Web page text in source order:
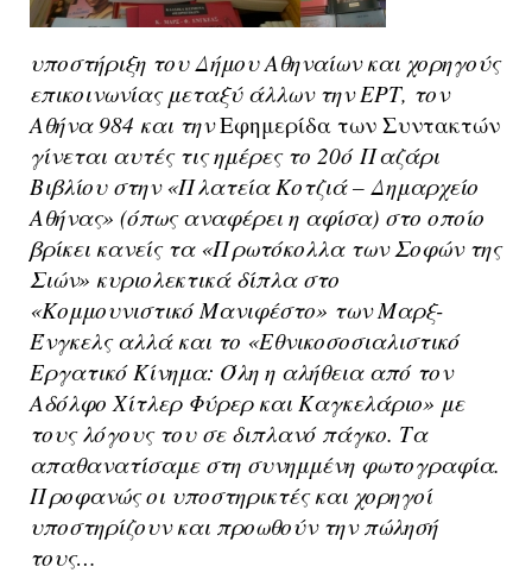
υποστήριξη του Δήμου Αθηναίων και χορηγούς
επικοινωνίας μεταξύ άλλων την ΕΡΤ, τον
Αθήνα 984 και τηνΕφημερίδα των Συντακτών
γίνεται αυτές τις ημέρες το 20ό Παζάρι
Βιβλίου στην «Πλατεία Κοτζιά – Δημαρχείο
Αθήνας» (όπως αναφέρει η αφίσα) στο οποίο
βρίκει κανείς τα «Πρωτόκολλα των Σοφών της
Σιών» κυριολεκτικά δίπλα στο
«Κομμουνιστικό Μανιφέστο» των Μαρξ-
Ένγκελς αλλά και το «Εθνικοσοσιαλιστικό
Εργατικό Κίνημα: Όλη η αλήθεια από τον
Αδόλφο Χίτλερ Φύρερ και Καγκελάριο» με
τους λόγους του σε διπλανό πάγκο. Τα
απαθανατίσαμε στη συνημμένη φωτογραφία.
Προφανώς οι υποστηρικτές και χορηγοί
υποστηρίζουν και προωθούν την πώλησή
τους…